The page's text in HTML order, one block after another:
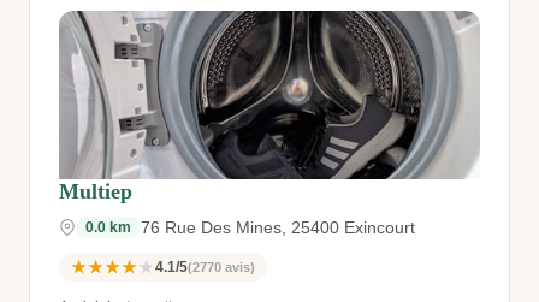
Multiep
0.0 km 76 Rue Des Mines, 25400 Exincourt
★★★★★4.1/5(2770 avis)